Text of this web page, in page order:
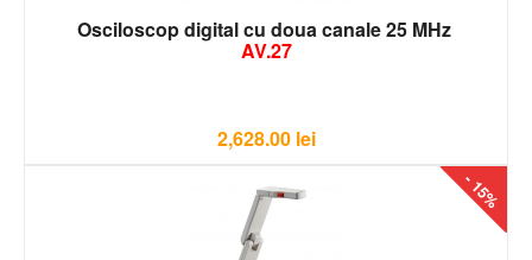
Osciloscop digital cu doua canale 25 MHz
AV.27
2,628.00 lei
- 15%